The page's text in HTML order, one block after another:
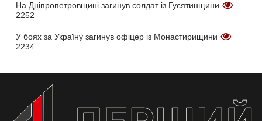
На Дніпропетровщині загинув солдат із Гусятинщини
2252
У боях за Україну загинув офіцер із Монастирищини
2234